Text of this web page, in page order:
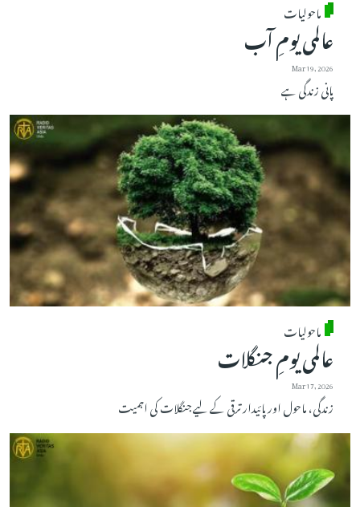
ماحولیات
عالمی یومِ آب
Mar 19, 2026
پانی زندگی ہے
ماحولیات
عالمی یومِ جنگلات
Mar 17, 2026
زندگی، ماحول اور پائیدار ترقی کے لیے جنگلات کی اہمیت